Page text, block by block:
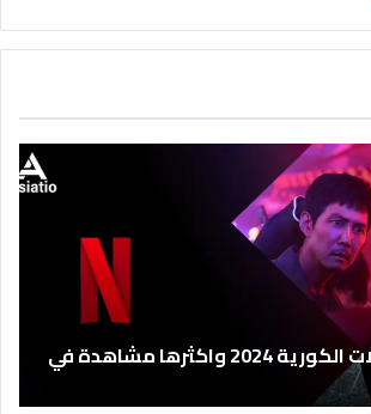
أفضل المسلسلات الكورية 2024 واكثرها مشاهدة في